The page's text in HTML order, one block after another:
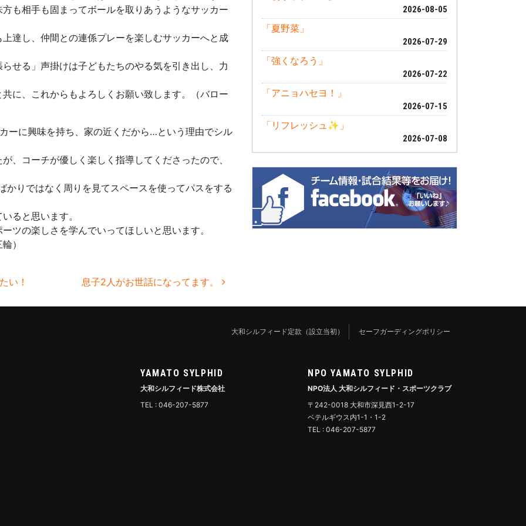
も相手も固まってボールを取りあうようなサッカー
達し、仲間との連係プレーを楽しむサッカーへと成
せる」声掛けは子どもたちのやる気を引き出し、力
に、これからもよろしくお願い致します。（バロー
ーに興味を持ち、家の近くだから…という理由でシル
、コーチが優しく楽しく指導してくださったので、
かりではなく周りを見てスペースを使ってパスをする
ると思います。
ツの楽しさを学んでいってほしいと思います。
）
い！ 息子2人がお世話になってます。
2026-08-05
「夏野菜」
2026-07-29
「強くなろう」
2026-07-22
「アニョハセヨ！」
2026-07-15
「リフレッシュ✨」
2026-07-08
大和シルフィード定款（設立当初） セーフガーディングポリシー
YAMATO SYLPHID
大和シルフィード株式会社
TEL : 046-207-5877
NPO YAMATO SYLPHID
NPO法人 大和シルフィード・スポーツクラブ
〒242-0018 大和市深見西1-2-17
ベテルギウス内1-1・1-2
TEL : 046-207-5877